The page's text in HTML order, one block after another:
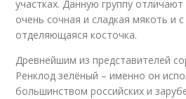
участках. Данную группу
очень сочная и сладкая мякоть и
отделяющаяся косточка.
Древнейшим из представителей
Ренклод зелёный – именно он
большинством российских и